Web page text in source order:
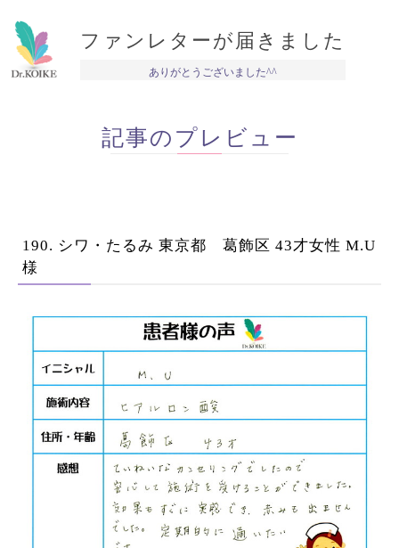
ファンレターが届きました
ありがとうございました^^
記事のプレビュー
190. シワ・たるみ 東京都 葛飾区 43才女性 M.U
様